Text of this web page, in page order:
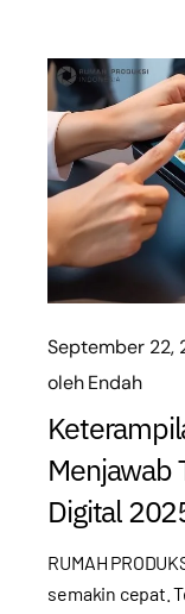
September 22,
olehEndah
Menjawab
Digital
RUMAH
semakin cepat.